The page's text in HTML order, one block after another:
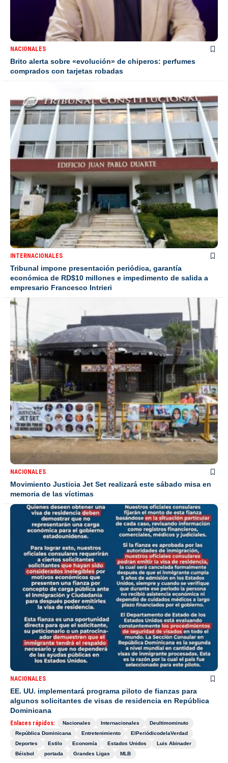
NACIONALES
Brito alerta sobre «evolución» de chiperos: perfumes
comprados con tarjetas robadas
INTERNACIONALES
Tribunal impone presentación periódica, garantía
económica de RD$10 millones e impedimento de salida a
empresario Francesco Intrieri
NACIONALES
Movimiento Justicia Jet Set realizará este sábado misa en
memoria de las víctimas
NACIONALES
EE. UU. implementará programa piloto de fianzas para
algunos solicitantes de visas de residencia en República
Dominicana
Enlaces rápidos: Nacionales Internacionales
Deultimominuto
República Dominicana
Entretenimiento
ElPeriódicodelaVerdad
Deportes
Estilo Economía Estados Unidos
Luis Abinader
Béisbol
portada Grandes Ligas MLB